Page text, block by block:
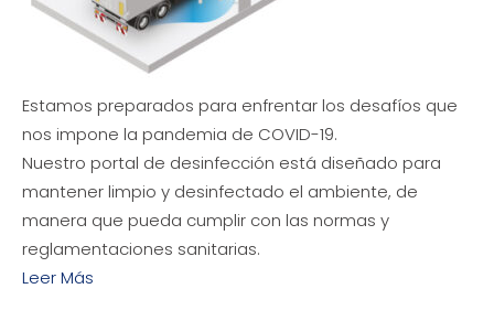
Quiénes Somos
Estamos preparados para enfrentar los desafíos que
nos impone la pandemia de COVID-19.
Nuestro portal de desinfección está diseñado para
mantener limpio y desinfectado el ambiente, de
manera que pueda cumplir con las normas y
reglamentaciones sanitarias.
Leer Más